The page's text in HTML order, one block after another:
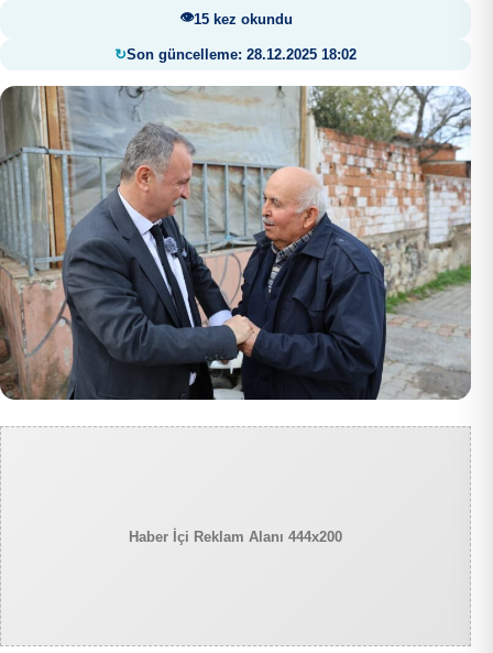
15 kez okundu
Son güncelleme: 28.12.2025 18:02
Haber İçi Reklam Alanı 444x200